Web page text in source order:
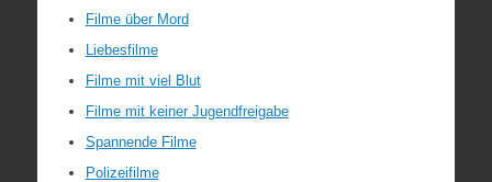
Filme über Mord
Liebesfilme
Filme mit viel Blut
Filme mit keiner Jugendfreigabe
Spannende Filme
Polizeifilme